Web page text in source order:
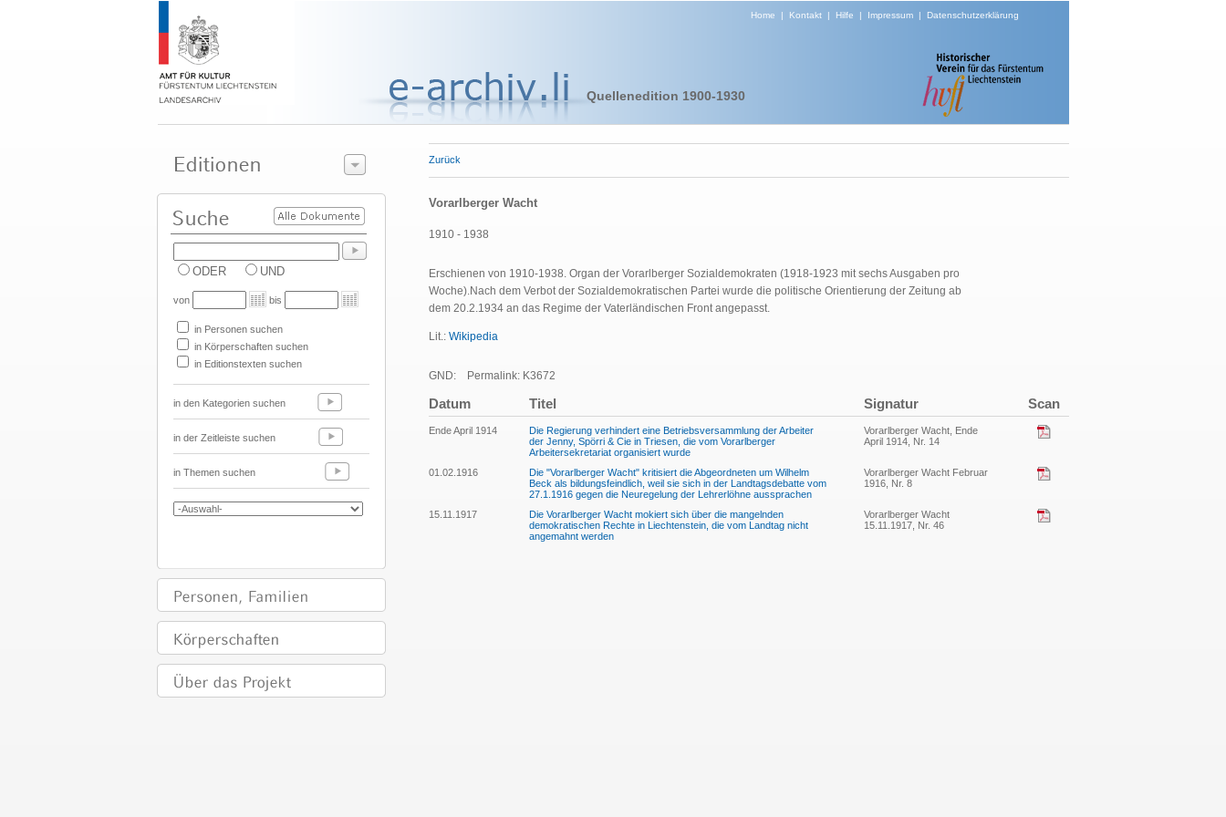
Home | Kontakt| Hilfe | Impressum| Datenschutzerklärung
Quellenedition 1900-1930
ODER UND
von bis
in Personen suchen
in Körperschaften suchen
in Editionstexten suchen
in den Kategorien suchen
in der Zeitleiste suchen
in Themen suchen
Zurück
Vorarlberger Wacht
1910 - 1938
Erschienen von 1910-1938. Organ der Vorarlberger Sozialdemokraten (1918-1923 mit sechs Ausgaben pro
Woche).Nach dem Verbot der Sozialdemokratischen Partei wurde die politische Orientierung der Zeitung ab
dem 20.2.1934 an das Regime der Vaterländischen Front angepasst.
Lit.: Wikipedia
GND: Permalink: K3672
Datum Titel Signatur Scan
Ende April 1914
Die Regierung verhindert eine Betriebsversammlung der Arbeiter
der Jenny, Spörri & Cie in Triesen, die vom Vorarlberger
Arbeitersekretariat organisiert wurde
Vorarlberger Wacht, Ende
April 1914, Nr. 14
01.02.1916
Die "Vorarlberger Wacht" kritisiert die Abgeordneten um Wilhelm
Beck als bildungsfeindlich, weil sie sich in der Landtagsdebatte vom
27.1.1916 gegen die Neuregelung der Lehrerlöhne aussprachen
Vorarlberger Wacht Februar
1916, Nr. 8
15.11.1917
Die Vorarlberger Wacht mokiert sich über die mangelnden
demokratischen Rechte in Liechtenstein, die vom Landtag nicht
angemahnt werden
Vorarlberger Wacht
15.11.1917, Nr. 46